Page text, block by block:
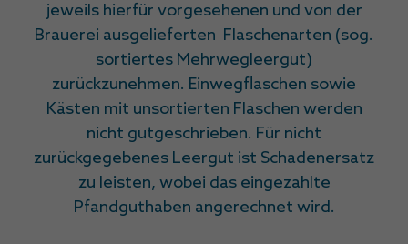
jeweils hierfür vorgesehenen und von der
Brauerei ausgelieferten Flaschenarten (sog.
sortiertes Mehrwegleergut)
zurückzunehmen. Einwegflaschen sowie
Kästen mit unsortierten Flaschen werden
nicht gutgeschrieben. Für nicht
zurückgegebenes Leergut ist Schadenersatz
zu leisten, wobei das eingezahlte
Pfandguthaben angerechnet wird.